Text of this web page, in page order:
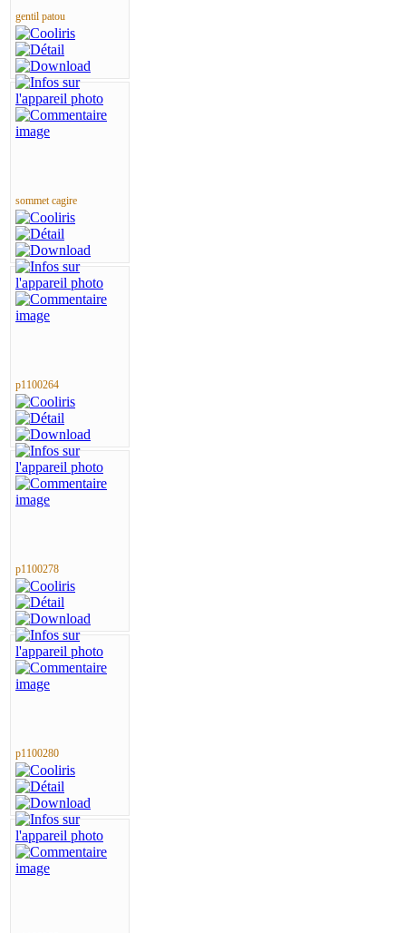
gentil patou
sommet cagire
p1100264
p1100278
p1100280